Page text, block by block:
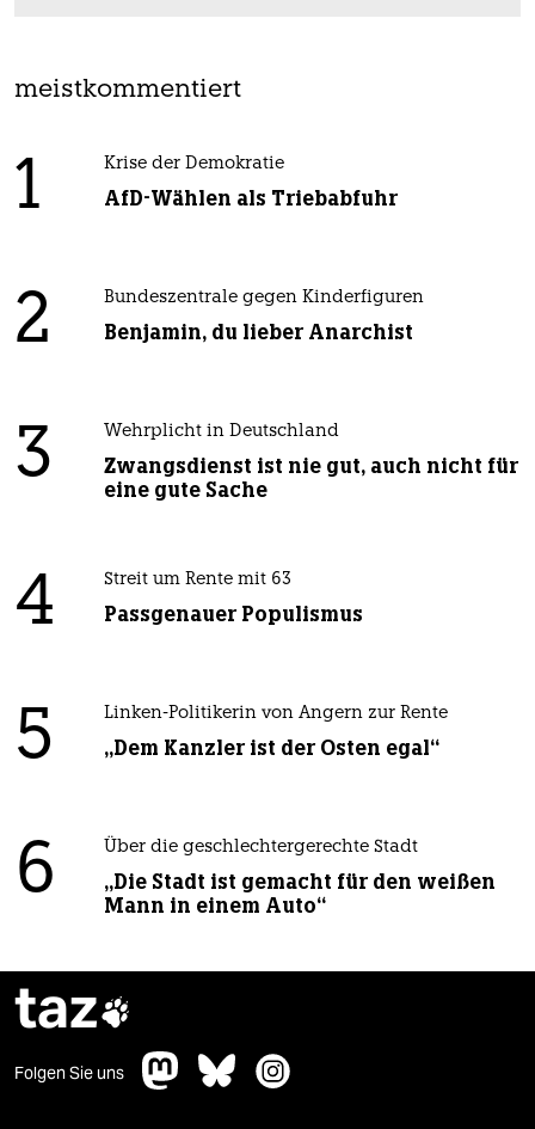
meistkommentiert
1 Krise der Demokratie
AfD-Wählen als Triebabfuhr
2 Bundeszentrale gegen Kinderfiguren
Benjamin, du lieber Anarchist
3 Wehrplicht in Deutschland
Zwangsdienst ist nie gut, auch nicht für
eine gute Sache
4 Streit um Rente mit 63
Passgenauer Populismus
5 Linken-Politikerin von Angern zur Rente
„Dem Kanzler ist der Osten egal“
6 Über die geschlechtergerechte Stadt
„Die Stadt ist gemacht für den weißen
Mann in einem Auto“
taz
Folgen Sie uns